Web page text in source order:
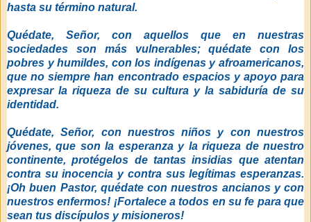
hasta su término natural.
Quédate, Señor, con aquellos que en nuestras
sociedades son más vulnerables; quédate con los
pobres y humildes, con los indígenas y afroamericanos,
que no siempre han encontrado espacios y apoyo para
expresar la riqueza de su cultura y la sabiduría de su
identidad.
Quédate, Señor, con nuestros niños y con nuestros
jóvenes, que son la esperanza y la riqueza de nuestro
continente, protégelos de tantas insidias que atentan
contra su inocencia y contra sus legítimas esperanzas.
¡Oh buen Pastor, quédate con nuestros ancianos y con
nuestros enfermos! ¡Fortalece a todos en su fe para que
sean tus discípulos y misioneros!